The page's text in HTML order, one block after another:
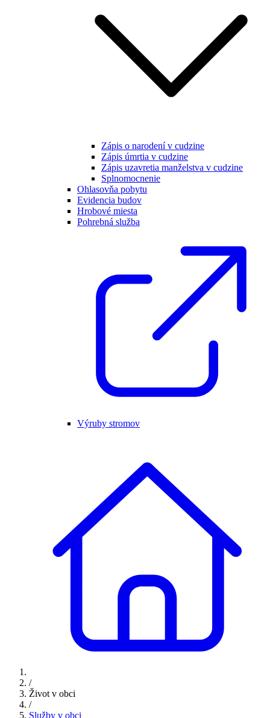
Zápis o narodení v cudzine
Zápis úmrtia v cudzine
Zápis uzavretia manželstva v cudzine
Splnomocnenie
Ohlasovňa pobytu
Evidencia budov
Hrobové miesta
Pohrebná služba
Výruby stromov
/
Život v obci
/
Služby v obci